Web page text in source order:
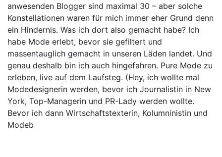
anwesenden Blogger sind maximal 30 – aber solche
Konstellationen waren für mich immer eher Grund denn
ein Hindernis. Was ich dort also gemacht habe? Ich
habe Mode erlebt, bevor sie gefiltert und
massentauglich gemacht in unseren Läden landet. Und
genau deshalb bin ich auch hingefahren. Pure Mode zu
erleben, live auf dem Laufsteg. (Hey, ich wollte mal
Modedesignerin werden, bevor ich Journalistin in New
York, Top-Managerin und PR-Lady werden wollte.
Bevor ich dann Wirtschaftstexterin, Kolumninistin und
Modeb